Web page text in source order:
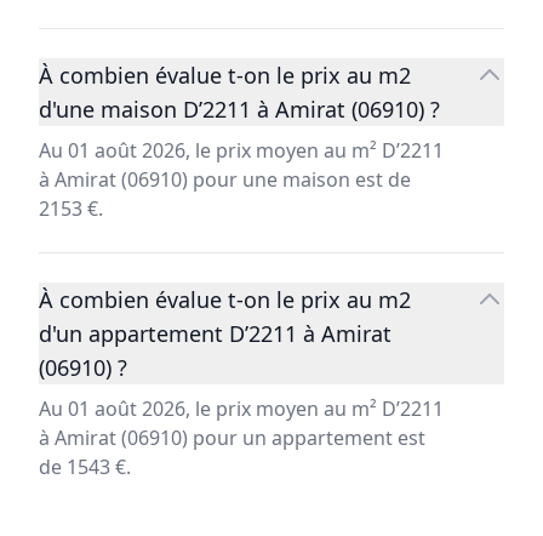
À combien évalue t-on le prix au m2
d'une maison D’2211 à Amirat (06910) ?
Au 01 août 2026, le prix moyen au m² D’2211
à Amirat (06910) pour une maison est de
2153 €.
À combien évalue t-on le prix au m2
d'un appartement D’2211 à Amirat
(06910) ?
Au 01 août 2026, le prix moyen au m² D’2211
à Amirat (06910) pour un appartement est
de 1543 €.